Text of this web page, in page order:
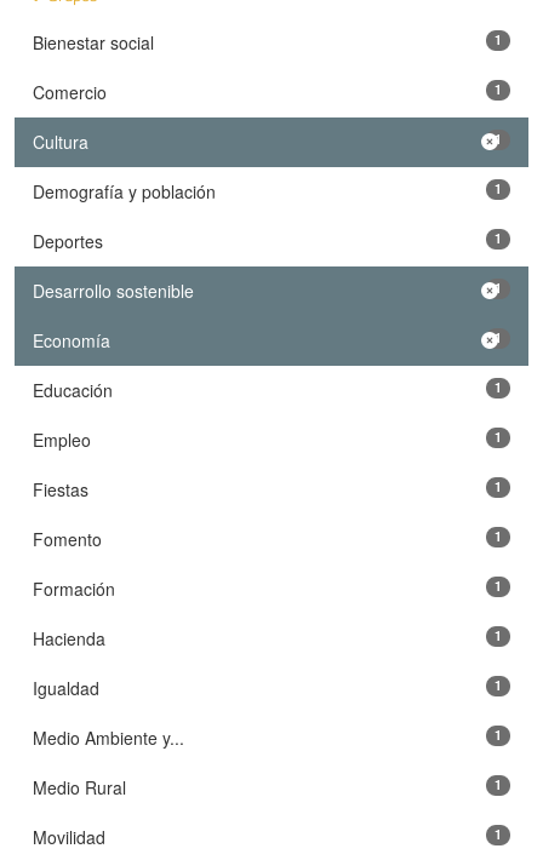
Bienestar social 1
Comercio 1
Cultura 1
Demografía y población 1
Deportes 1
Desarrollo sostenible 1
Economía 1
Educación 1
Empleo 1
Fiestas 1
Fomento 1
Formación 1
Hacienda 1
Igualdad 1
Medio Ambiente y... 1
Medio Rural 1
Movilidad 1